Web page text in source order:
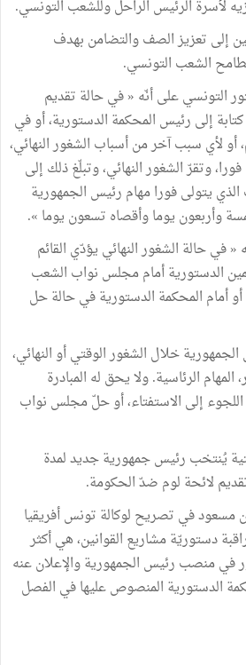
لأسرة الرئيس الراحل وللشعب التونسي.
إلى تعزيز الصف والتضامن بهدف
الشعب التونسي.
من الدستور التونسي على أنّه « في حالة تقديم
إلى رئيس المحكمة الدستورية، أو في
أو لأي سبب آخر من أسباب الشغور النهائي،
وتقرّ الشغور النهائي، وتبلّغ ذلك إلى
يتولى فورا مهام رئيس الجمهورية
وأربعون يوما وأقصاه تسعون يوما ».
85 على انّه « في حالة الشغور النهائي يؤدّي القائم
الدستورية أمام مجلس نواب الشعب
أو أمام المحكمة الدستورية في حالة حل
خلال الشغور الوقتي أو النهائي،
الدستور، المهام الرئاسية. ولا يحق له المبادرة
اللجوء إلى الاستفتاء، أو حلّ مجلس نواب
يُنتخب رئيس جمهورية جديد لمدة
لائحة لوم ضدّ الحكومة.
مسعود في تصريح لوكالة تونس أفريقيا
دستوريّة مشاريع القوانين، هي أكثر
في منصب رئيس الجمهورية والإعلان عنه
الدستورية المنصوص عليها في الفصل